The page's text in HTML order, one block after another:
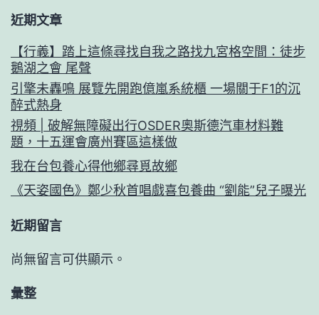
近期文章
【行義】踏上這條尋找自我之路找九宮格空間：徒步
鵝湖之會 尾聲
引擎未轟鳴 展覽先開跑億嵐系統櫃 一場關于F1的沉
醉式熱身
視頻 | 破解無障礙出行OSDER奧斯德汽車材料難
題，十五運會廣州賽區這樣做
我在台包養心得他鄉尋覓故鄉
《天姿國色》鄭少秋首唱戲喜包養曲 “劉能”兒子曝光
近期留言
尚無留言可供顯示。
彙整